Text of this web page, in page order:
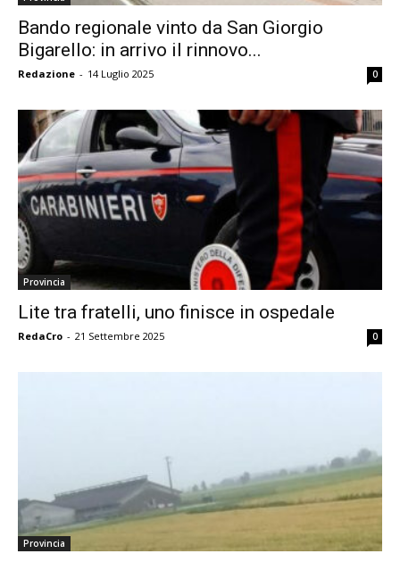
Bando regionale vinto da San Giorgio
Bigarello: in arrivo il rinnovo...
Redazione - 14 Luglio 2025 0
Provincia
Lite tra fratelli, uno finisce in ospedale
RedaCro - 21 Settembre 2025 0
Provincia